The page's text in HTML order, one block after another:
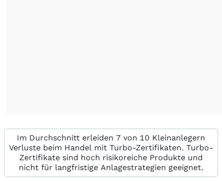
Im Durchschnitt erleiden 7 von 10 Kleinanlegern
Verluste beim Handel mit Turbo-Zertifikaten. Turbo-
Zertifikate sind hoch risikoreiche Produkte und
nicht für langfristige Anlagestrategien geeignet.